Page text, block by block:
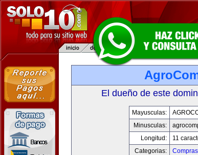
El dueño de este
Mayusculas:
Minusculas:
Longitud:
11
Categorias: